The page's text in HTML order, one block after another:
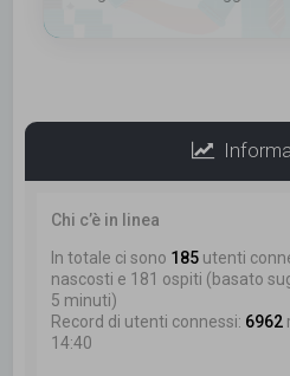
Chi c’è in linea
In totale ci sono 185 utenti
nascosti e 181 ospiti (basato
5 minuti)
Record di utenti connessi: 6962
14:40